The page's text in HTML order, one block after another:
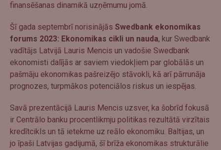
finansēšanas dinamikā uzņēmumu jomā.
Šī gada septembrī norisinājās Swedbank ekonomikas
forums 2023: Ekonomikas cikli un nauda, kur Swedbank
vadītājs Latvijā Lauris Mencis un vadošie Swedbank
ekonomisti dalījās ar saviem viedokļiem par globālās un
pašmāju ekonomikas pašreizējo stāvokli, kā arī pārrunāja
prognozes, turpmākos potenciālos riskus un iespējas.
Savā prezentācijā Lauris Mencis uzsver, ka šobrīd fokusā
ir Centrālo banku procentlikmju politikas rezultātā virzītais
kredītcikls un tā ietekme uz reālo ekonomiku. Baltijas, un
jo īpaši Latvijas gadijumā, šī brīža ekonomikas strukturālie